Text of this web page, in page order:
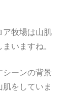
ア牧場は山肌
いますね。
シーンの背景
をしていま